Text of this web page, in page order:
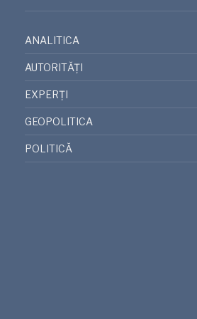
ANALITICA
AUTORITĂȚI
EXPERȚI
GEOPOLITICA
POLITICĂ